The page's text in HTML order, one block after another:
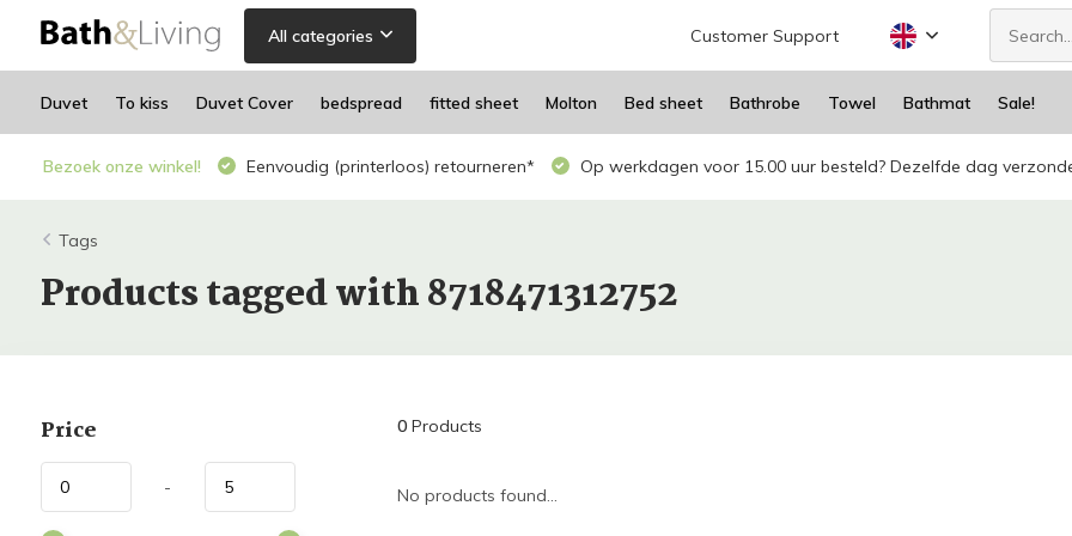
All categories Customer Support
Duvet To kiss Duvet Cover bedspread fitted sheet Molton Bed sheet Bathrobe Towel Bathmat Sale!
Bezoek onze winkel! Eenvoudig (printerloos) retourneren* Op werkdagen voor 15.00 uur besteld? Dezelfde dag
Tags
Products tagged with 8718471312752
Price
-
0Products
No products found...